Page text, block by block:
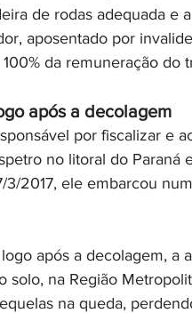
de rodas adequada e
aposentado por
da remuneração do
após a decolagem
por fiscalizar e
no litoral do Paraná
3/2017, ele embarcou
após a decolagem, a
solo, na Região
na queda,